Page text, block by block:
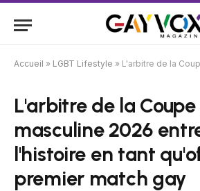
Accueil » LGBT Lifestyle » L'arbitre de la Coupe du monde masculine 2026
L'arbitre de la
masculine 2026
l'histoire en tant
premier match gay